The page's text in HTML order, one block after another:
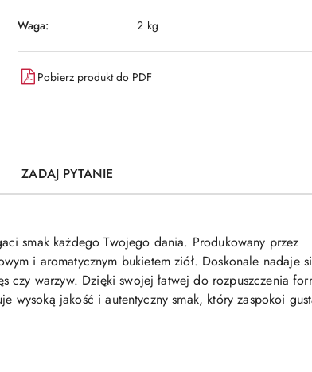
Waga: 2 kg
Pobierz produkt do PDF
ZADAJ PYTANIE
smak każdego Twojego dania. Produkowany przez
i aromatycznym bukietem ziół. Doskonale nadaje
czy warzyw. Dzięki swojej łatwej do rozpuszczenia
wysoką jakość i autentyczny smak, który zaspokoi